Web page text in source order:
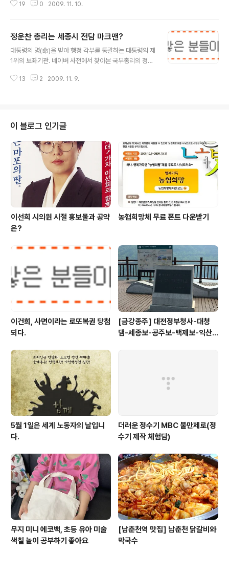
서 쫓겨나 건설회사를 운영중이었다. 하지만 건설회사의
들을 두산일가로 받아들여달라는 유서내용이 보도되었다.
박 전회장의 자살 소식을 접하면서 많은 생각이 들었다. 국
내에서도 손꼽히는 그룹의 회장이었던 사람의 말로가 자살
와 부를 모두 가졌음에도 한순간에 형제들에게서 쫓겨나고
19 0 2009. 11. 10.
정운찬 총리는 세종시 전담 마크맨?
대통령의 명(命)을 받아 행정 각부를 통괄하는 대통령의 제
1위의 보좌기관. 네이버 사전에서 찾아본 국무총리의 정의
총리라는 자리의 위상이 약해보이는 것이 사실이지만 어쨌
는곳도 바로 국무총리실이다. 하지만 취임한지 한달이 되
어가는 정운찬 총리는 그 역할에 충실하지 못한것 같다. 요
즘 국회는 국정감사 대정부기간인데 몇일전에도 정운찬 총
리는 의원들의 질문에 '총리가 된지 한달밖에 안되 다 알지
못한다'라고 했다. 오늘은 한나라당 한선교의원의 질문에
'장학퀴즈 하듯이 물어보지 말라'며 발끈하기까지..
13 2 2009. 11. 9.
이 블로그 인기글
이선희 시의원 시절 홍보물과 공약
은?
농협희망체 무료 폰트 다운받기
이건희, 사면이라는 로또복권 당첨
되다.
[금강종주] 대전정부청사-대청
댐-세종보-공주보-백제보-익산
5월 1일은 세계 노동자의 날입니
다.
더러운 정수기 MBC 불만제로(정
수기 제작 체험담)
무지 미니 에코백, 초등 유아 미술
색칠 놀이 공부하기 좋아요
[남춘천역 맛집] 남춘천 닭갈비와
막국수